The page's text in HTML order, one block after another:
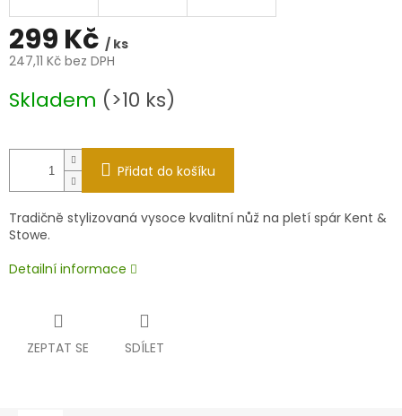
299 Kč / ks
247,11 Kč bez DPH
cena:
Skladem (>10 ks)
Přidat do košíku
Tradičně stylizovaná vysoce kvalitní nůž na pletí spár Kent &
Stowe.
Detailní informace
ZEPTAT SE SDÍLET